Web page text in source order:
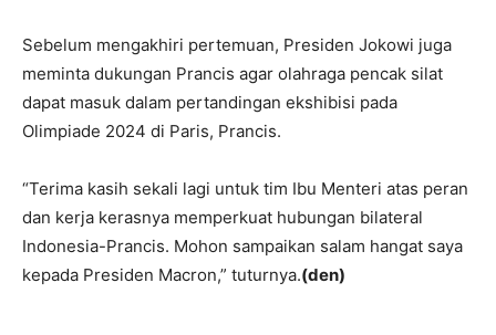
Sebelum mengakhiri pertemuan, Presiden Jokowi juga
meminta dukungan Prancis agar olahraga pencak silat
dapat masuk dalam pertandingan ekshibisi pada
Olimpiade 2024 di Paris, Prancis.
“Terima kasih sekali lagi untuk tim Ibu Menteri atas peran
dan kerja kerasnya memperkuat hubungan bilateral
Indonesia-Prancis. Mohon sampaikan salam hangat saya
kepada Presiden Macron,” tuturnya.(den)